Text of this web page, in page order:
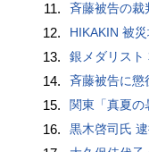
11. 斉藤被告の裁
12. HIKAKIN 被
13. 銀メダリスト
14. 斉藤被告に懲
15. 関東「真夏の
16. 黒木啓司氏